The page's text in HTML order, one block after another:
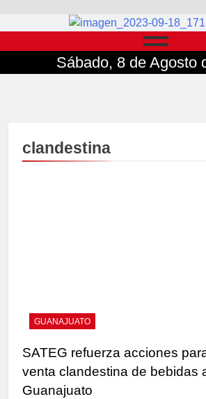
Sábado, 8 de Agosto
clandestina
GUANAJUATO
SATEG refuerza acciones
venta clandestina de bebidas
Guanajuato